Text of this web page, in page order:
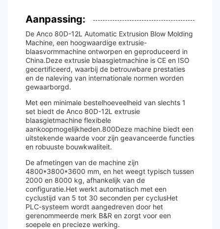
Aanpassing:
De Anco 80D-12L Automatic Extrusion Blow Molding
Machine, een hoogwaardige extrusie-
blaasvormmachine ontworpen en geproduceerd in
China.Deze extrusie blaasgietmachine is CE en ISO
gecertificeerd, waarbij de betrouwbare prestaties
en de naleving van internationale normen worden
gewaarborgd.
Met een minimale bestelhoeveelheid van slechts 1
set biedt de Anco 80D-12L extrusie
blaasgietmachine flexibele
aankoopmogelijkheden.800Deze machine biedt een
uitstekende waarde voor zijn geavanceerde functies
en robuuste bouwkwaliteit.
De afmetingen van de machine zijn
4800*3800*3600 mm, en het weegt typisch tussen
2000 en 8000 kg, afhankelijk van de
configuratie.Het werkt automatisch met een
cyclustijd van 5 tot 30 seconden per cyclusHet
PLC-systeem wordt aangedreven door het
gerenommeerde merk B&R en zorgt voor een
soepele en precieze werking.